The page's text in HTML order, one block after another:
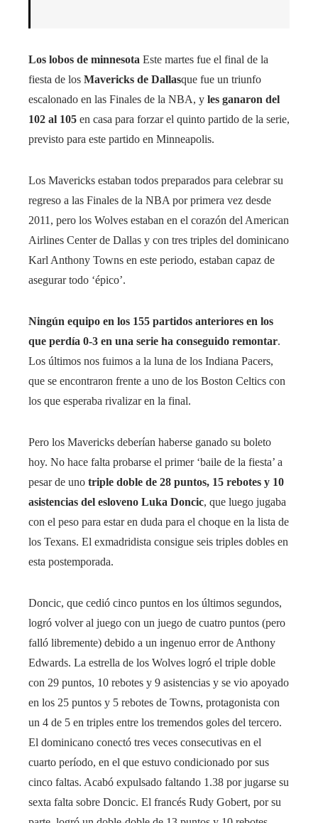
Los lobos de minnesota Este martes fue el final de la
fiesta de los Mavericks de Dallasque fue un triunfo
escalonado en las Finales de la NBA, y les ganaron del
102 al 105 en casa para forzar el quinto partido de la serie,
previsto para este partido en Minneapolis.
Los Mavericks estaban todos preparados para celebrar su
regreso a las Finales de la NBA por primera vez desde
2011, pero los Wolves estaban en el corazón del American
Airlines Center de Dallas y con tres triples del dominicano
Karl Anthony Towns en este periodo, estaban capaz de
asegurar todo ‘épico’.
Ningún equipo en los 155 partidos anteriores en los
que perdía 0-3 en una serie ha conseguido remontar.
Los últimos nos fuimos a la luna de los Indiana Pacers,
que se encontraron frente a uno de los Boston Celtics con
los que esperaba rivalizar en la final.
Pero los Mavericks deberían haberse ganado su boleto
hoy. No hace falta probarse el primer ‘baile de la fiesta’ a
pesar de uno triple doble de 28 puntos, 15 rebotes y 10
asistencias del esloveno Luka Doncic, que luego jugaba
con el peso para estar en duda para el choque en la lista de
los Texans. El exmadridista consigue seis triples dobles en
esta postemporada.
Doncic, que cedió cinco puntos en los últimos segundos,
logró volver al juego con un juego de cuatro puntos (pero
falló libremente) debido a un ingenuo error de Anthony
Edwards. La estrella de los Wolves logró el triple doble
con 29 puntos, 10 rebotes y 9 asistencias y se vio apoyado
en los 25 puntos y 5 rebotes de Towns, protagonista con
un 4 de 5 en triples entre los tremendos goles del tercero.
El dominicano conectó tres veces consecutivas en el
cuarto período, en el que estuvo condicionado por sus
cinco faltas. Acabó expulsado faltando 1.38 por jugarse su
sexta falta sobre Doncic. El francés Rudy Gobert, por su